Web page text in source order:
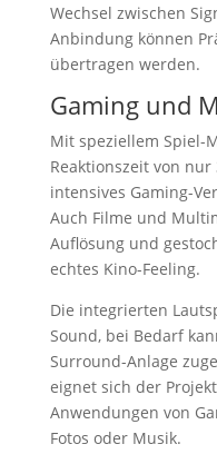
Wechsel zwischen
Anbindung können
übertragen werden.
Gaming und
Mit speziellem Spiel-
Reaktionszeit von
intensives Gaming-
Auch Filme und
Auflösung und
echtes Kino-Feeling.
Die integrierten
Sound, bei Bedarf
Surround-Anlage
eignet sich der
Anwendungen von
Fotos oder Musik.